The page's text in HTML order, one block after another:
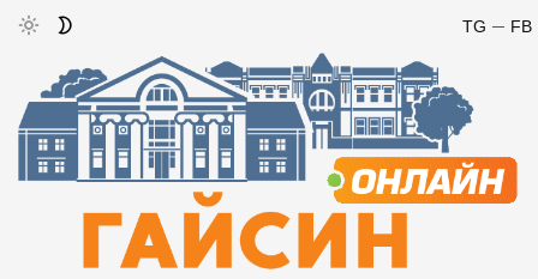
FB
TG